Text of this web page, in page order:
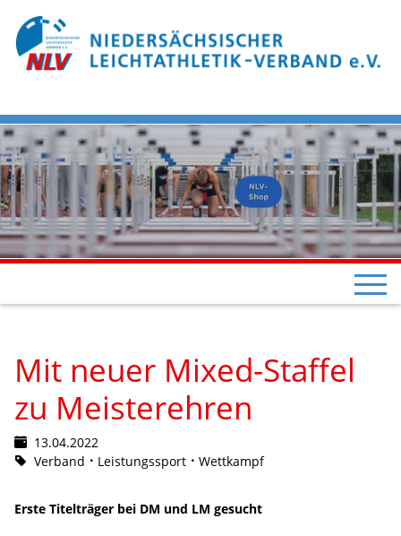
Mit neuer Mixed-Staffel
zu Meisterehren
13.04.2022
Verband
Leistungssport Wettkampf
Erste Titelträger bei DM und LM gesucht